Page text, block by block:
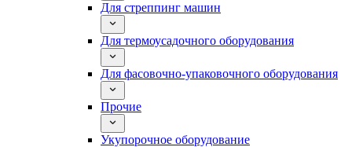
Для стреппинг машин
Для термоусадочного оборудования
Для фасовочно-упаковочного оборудования
Прочие
Укупорочное оборудование